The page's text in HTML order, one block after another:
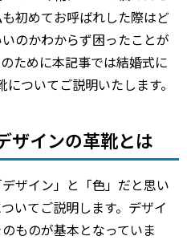
初めてお呼ばれした際はど
のかわからず困ったことが
ために本記事では結婚式に
ついてご説明いたします。
ザインの革靴とは
ザイン」と「色」だと思い
いてご説明します。デザイ
ものが基本となっていま